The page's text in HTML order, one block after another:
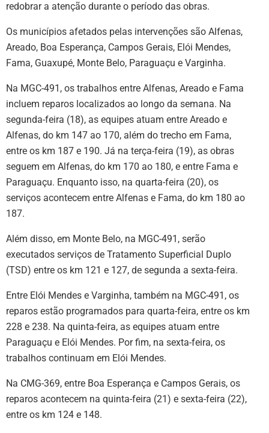
redobrar a atenção durante o período das obras.
Os municípios afetados pelas intervenções são Alfenas,
Areado, Boa Esperança, Campos Gerais, Elói Mendes,
Fama, Guaxupé, Monte Belo, Paraguaçu e Varginha.
Na MGC-491, os trabalhos entre Alfenas, Areado e Fama
incluem reparos localizados ao longo da semana. Na
segunda-feira (18), as equipes atuam entre Areado e
Alfenas, do km 147 ao 170, além do trecho em Fama,
entre os km 187 e 190. Já na terça-feira (19), as obras
seguem em Alfenas, do km 170 ao 180, e entre Fama e
Paraguaçu. Enquanto isso, na quarta-feira (20), os
serviços acontecem entre Alfenas e Fama, do km 180 ao
187.
Além disso, em Monte Belo, na MGC-491, serão
executados serviços de Tratamento Superficial Duplo
(TSD) entre os km 121 e 127, de segunda a sexta-feira.
Entre Elói Mendes e Varginha, também na MGC-491, os
reparos estão programados para quarta-feira, entre os km
228 e 238. Na quinta-feira, as equipes atuam entre
Paraguaçu e Elói Mendes. Por fim, na sexta-feira, os
trabalhos continuam em Elói Mendes.
Na CMG-369, entre Boa Esperança e Campos Gerais, os
reparos acontecem na quinta-feira (21) e sexta-feira (22),
entre os km 124 e 148.